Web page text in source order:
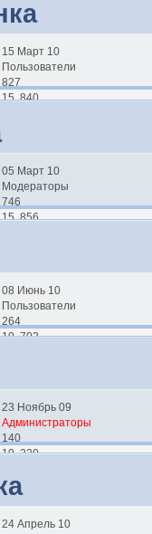
15 Март 10
Пользователи
827
15 840
05 Март 10
Модераторы
746
15 856
08 Июнь 10
Пользователи
264
10 702
23 Ноябрь 09
Администраторы
140
19 220
24 Апрель 10